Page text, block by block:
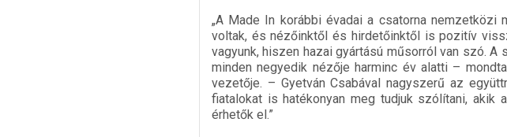
„A Made In korábbi évadai a csatorna
voltak, és nézőinktől és hirdetőinktől is pozitív
vagyunk, hiszen hazai gyártású műsorról van szó.
minden negyedik nézője harminc év alatti –
vezetője. – Gyetván Csabával nagyszerű az
fiatalokat is hatékonyan meg tudjuk szólítani, akik
érhetők el.”